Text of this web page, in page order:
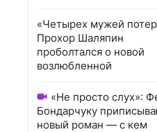
«Четырех мужей
Прохор Шаляпин
проболтался о новой
возлюбленной
«Не просто слух»:
Бондарчуку
новый роман — с кем